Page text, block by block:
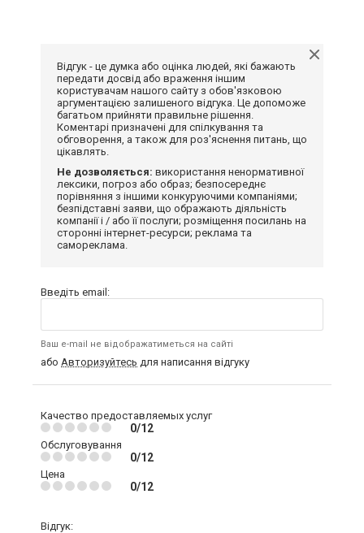
Відгук - це думка або оцінка людей, які бажають
передати досвід або враження іншим
користувачам нашого сайту з обов'язковою
аргументацією залишеного відгука. Це допоможе
багатьом прийняти правильне рішення.
Коментарі призначені для спілкування та
обговорення, а також для роз'яснення питань, що
цікавлять.
Не дозволяється: використання ненормативної
лексики, погроз або образ; безпосереднє
порівняння з іншими конкуруючими компаніями;
безпідставні заяви, що ображають діяльність
компанії і / або її послуги; розміщення посилань на
сторонні інтернет-ресурси; реклама та
самореклама.
Введіть email:
Ваш e-mail не відображатиметься на сайті
або Авторизуйтесь для написання відгуку
Качество предоставляемых услуг
0/12
Обслуговування
0/12
Цена
0/12
Відгук: